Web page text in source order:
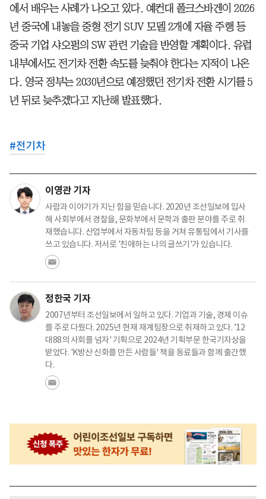
에서 배우는 사례가 나오고 있다. 예컨대 폴크스바겐이 2026
년 중국에 내놓을 중형 전기 SUV 모델 2개에 자율 주행 등
중국 기업 샤오펑의 SW 관련 기술을 반영할 계획이다. 유럽
내부에서도 전기차 전환 속도를 늦춰야 한다는 지적이 나온
다. 영국 정부는 2030년으로 예정했던 전기차 전환 시기를 5
년 뒤로 늦추겠다고 지난해 발표했다.
#전기차
이영관 기자
사람과 이야기가 지닌 힘을 믿습니다. 2020년 조선일보에 입사
해 사회부에서 경찰을, 문화부에서 문학과 출판 분야를 주로 취
재했습니다. 산업부에서 자동차팀 등을 거쳐 유통팀에서 기사를
쓰고 있습니다. 저서로 '친애하는 나의 글쓰기'가 있습니다.
정한국 기자
2007년부터 조선일보에서 일하고 있다. 기업과 기술, 경제 이슈
를 주로 다뤘다. 2025년 현재 재계팀장으로 취재하고 있다. ’12
대88의 사회를 넘자' 기획으로 2024년 기획부문 한국기자상을
받았다. 'K방산 신화를 만든 사람들' 책을 동료들과 함께 출간했
다.